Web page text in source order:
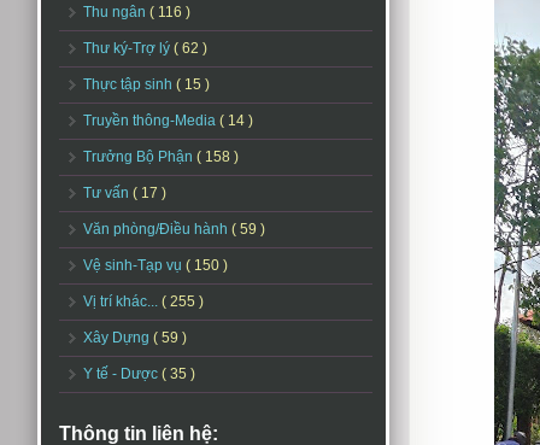
Thu ngân ( 116 )
Thư ký-Trợ lý ( 62 )
Thực tập sinh ( 15 )
Truyền thông-Media ( 14 )
Trưởng Bộ Phận ( 158 )
Tư vấn ( 17 )
Văn phòng/Điều hành ( 59 )
Vệ sinh-Tạp vụ ( 150 )
Vị trí khác... ( 255 )
Xây Dựng ( 59 )
Y tế - Dược ( 35 )
Thông tin liên hệ: